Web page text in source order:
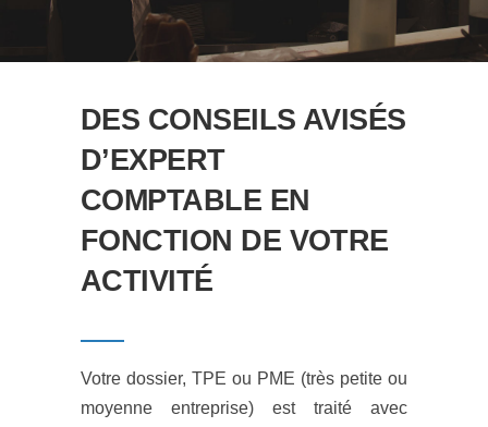
DES CONSEILS AVISÉS
D’EXPERT
COMPTABLE EN
FONCTION DE VOTRE
ACTIVITÉ
Votre dossier, TPE ou PME (très petite ou
moyenne entreprise) est traité avec